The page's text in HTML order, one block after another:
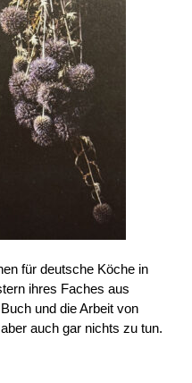
für deutsche Köche in
ihres Faches aus
und die Arbeit von
auch gar nichts zu tun.